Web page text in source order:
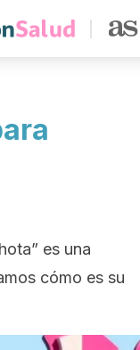
es una
cómo es su